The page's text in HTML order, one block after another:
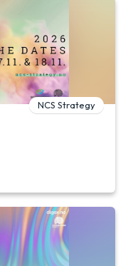
NCS Strategy